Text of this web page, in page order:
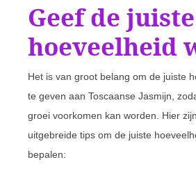
Geef de juiste
hoeveelheid
Het is van groot belang om de juiste
te geven aan Toscaanse Jasmijn,
groei voorkomen kan worden. Hier
uitgebreide tips om de juiste
bepalen: